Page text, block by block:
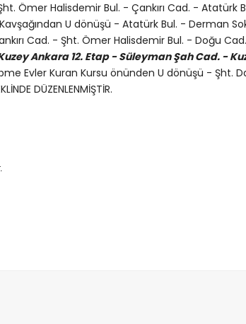
Ömer Halisdemir Bul. - Çankırı Cad. - Atatürk
U dönüşü - Atatürk Bul. - Derman
Cad. - Şht. Ömer Halisdemir Bul. - Doğu
Ankara 12. Etap - Süleyman Şah Cad. -
Evler Kuran Kursu önünden U dönüşü - Şht.
DÜZENLENMİŞTİR.